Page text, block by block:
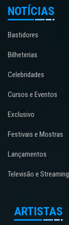
NOTÍCIAS
Bastidores
Bilheterias
Celebridades
Cursos e Eventos
Exclusivo
Festivais e Mostras
Lançamentos
Televisão e Streaming
ARTISTAS